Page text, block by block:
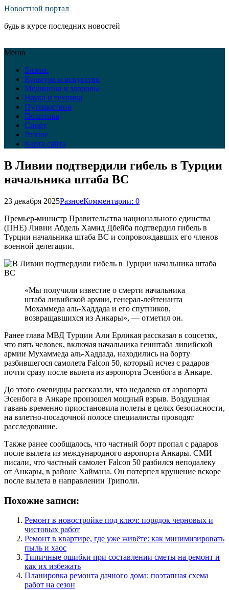
Новостной портал
будь в курсе последних новостей
Меню
Бизнес
Культура и искусство
Медицина и здоровье
Наука и техника
Путешествия
Политика
Спорт
Разное
Карта сайта
В Ливии подтвердили гибель в Турции
начальника штаба ВС
23 декабря 2025РазноеКомментарии: 0
Премьер-министр Правительства национального единства
(ПНЕ) Ливии Абдель Хамид Дбейба подтвердил гибель в
Турции начальника штаба ВС и сопровождавших его членов
военной делегации.
«Мы получили известие о смерти начальника
штаба ливийской армии, генерал-лейтенанта
Мохаммеда аль-Хаддада и его спутников,
возвращавшихся из Анкары», — отметил он.
Ранее глава МВД Турции Али Ерликая рассказал в соцсетях,
что пять человек, включая начальника генштаба ливийской
армии Мухаммеда аль-Хаддада, находились на борту
разбившегося самолета Falcon 50, который исчез с радаров
почти сразу после вылета из аэропорта Эсенбога в Анкаре.
До этого очевидцы рассказали, что недалеко от аэропорта
Эсенбога в Анкаре произошел мощный взрыв. Воздушная
гавань временно приостановила полеты в целях безопасности,
на взлетно-посадочной полосе специалисты проводят
расследование.
Также ранее сообщалось, что частный борт пропал с радаров
после вылета из международного аэропорта Анкары. СМИ
писали, что частный самолет Falcon 50 разбился неподалеку
от Анкары, в районе Хаймана. Он потерпел крушение вскоре
после вылета в направлении Триполи.
Похожие записи:
Ремонт в новостройке под ключ: порядок черновых и
чистовых работ
Ремонт в квартире, где уже живёте: как минимизировать
пыль и хаос
Типичные ошибки при составлении сметы на ремонт и
как их избежать
Планировка ремонта дачного дома: поэтапная схема
работ на сезон